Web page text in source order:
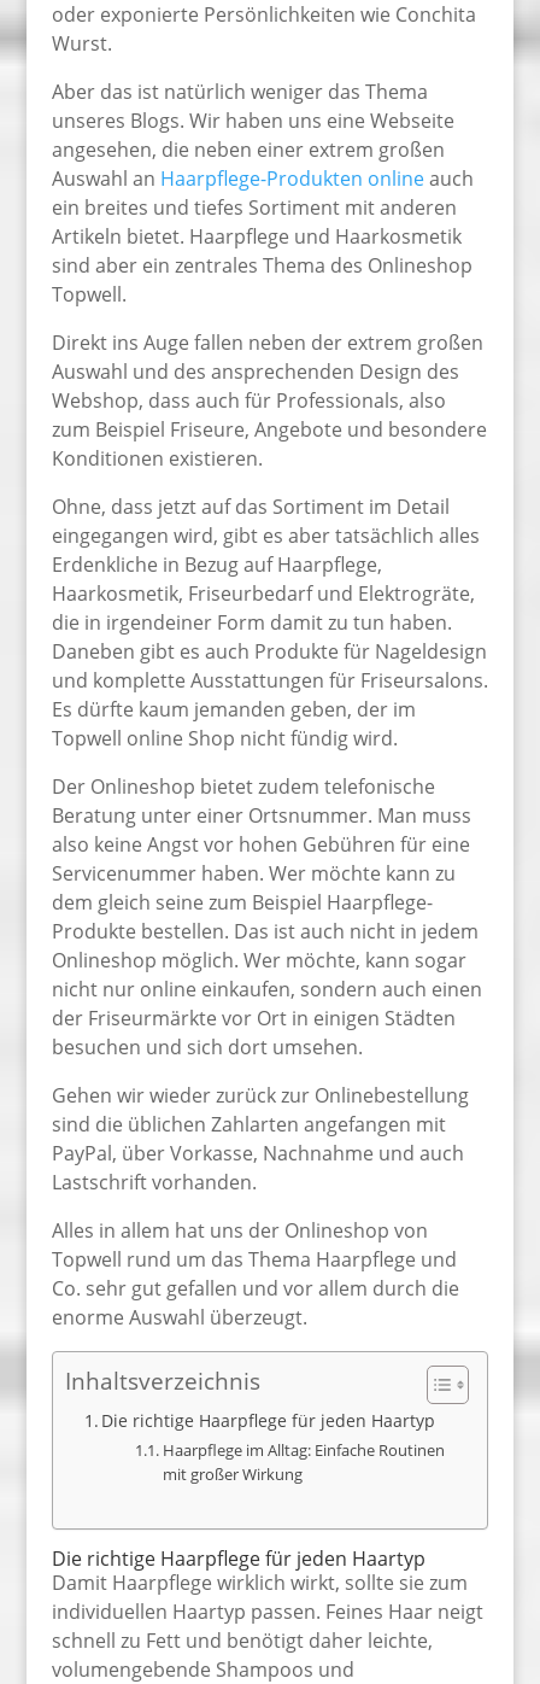
oder exponierte Persönlichkeiten wie Conchita
Wurst.
Aber das ist natürlich weniger das Thema
unseres Blogs. Wir haben uns eine Webseite
angesehen, die neben einer extrem großen
Auswahl an Haarpflege-Produkten onlineauch
ein breites und tiefes Sortiment mit anderen
Artikeln bietet. Haarpflege und Haarkosmetik
sind aber ein zentrales Thema des Onlineshop
Topwell.
Direkt ins Auge fallen neben der extrem großen
Auswahl und des ansprechenden Design des
Webshop, dass auch für Professionals, also
zum Beispiel Friseure, Angebote und besondere
Konditionen existieren.
Ohne, dass jetzt auf das Sortiment im Detail
eingegangen wird, gibt es aber tatsächlich alles
Erdenkliche in Bezug auf Haarpflege,
Haarkosmetik, Friseurbedarf und Elektrogräte,
die in irgendeiner Form damit zu tun haben.
Daneben gibt es auch Produkte für Nageldesign
und komplette Ausstattungen für Friseursalons.
Es dürfte kaum jemanden geben, der im
Topwell online Shop nicht fündig wird.
Der Onlineshop bietet zudem telefonische
Beratung unter einer Ortsnummer. Man muss
also keine Angst vor hohen Gebühren für eine
Servicenummer haben. Wer möchte kann zu
dem gleich seine zum Beispiel Haarpflege-
Produkte bestellen. Das ist auch nicht in jedem
Onlineshop möglich. Wer möchte, kann sogar
nicht nur online einkaufen, sondern auch einen
der Friseurmärkte vor Ort in einigen Städten
besuchen und sich dort umsehen.
Gehen wir wieder zurück zur Onlinebestellung
sind die üblichen Zahlarten angefangen mit
PayPal, über Vorkasse, Nachnahme und auch
Lastschrift vorhanden.
Alles in allem hat uns der Onlineshop von
Topwell rund um das Thema Haarpflege und
Co. sehr gut gefallen und vor allem durch die
enorme Auswahl überzeugt.
Inhaltsverzeichnis
Die richtige Haarpflege für jeden Haartyp
Haarpflege im Alltag: Einfache Routinen
mit großer Wirkung
Die richtige Haarpflege für jeden Haartyp
Damit Haarpflege wirklich wirkt, sollte sie zum
individuellen Haartyp passen. Feines Haar neigt
schnell zu Fett und benötigt daher leichte,
volumengebende Shampoos und